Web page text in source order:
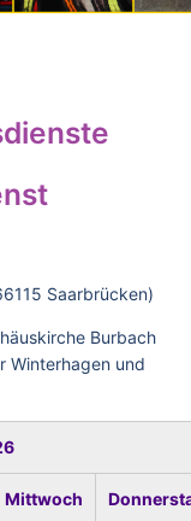
Saarbrücken)
Burbach
Winterhagen und
Mittwoch